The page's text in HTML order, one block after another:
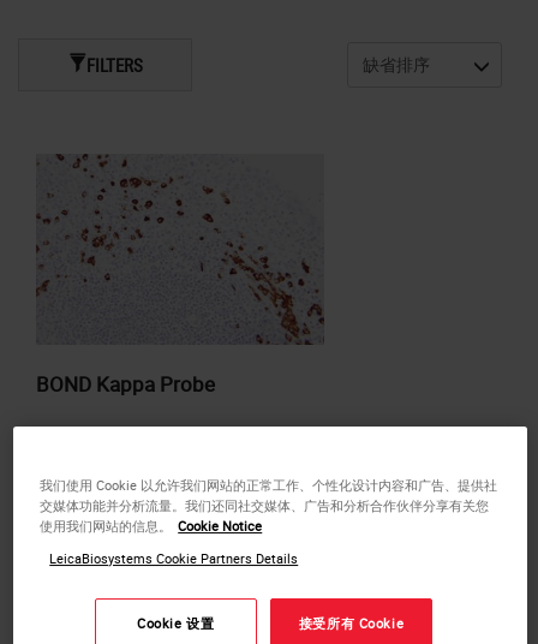
BOND Kappa Probe
or REQUESTa bulk quote.
FILTERS
我们使用 Cookie 以允许我们网站的正常工作、个性化设计内容和广告、提供社
交媒体功能并分析流量。我们还同社交媒体、广告和分析合作伙伴分享有关您
使用我们网站的信息。
Cookie Notice
LeicaBiosystems Cookie Partners Details
Cookie 设置 接受所有 Cookie